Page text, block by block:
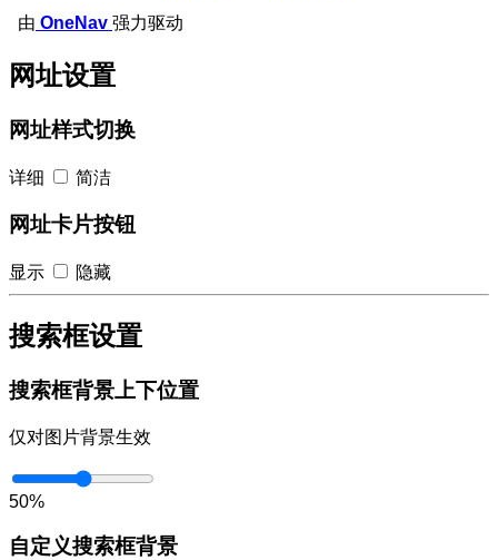
由 OneNav 强力驱动
网址设置
网址样式切换
详细 简洁
网址卡片按钮
显示 隐藏
搜索框设置
搜索框背景上下位置
仅对图片背景生效
50%
自定义搜索框背景